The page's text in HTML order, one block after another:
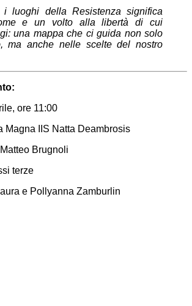
i luoghi della Resistenza significa
e un volto alla libertà di cui
una mappa che ci guida non solo
ma anche nelle scelte del nostro
ore 11:00
Magna IIS Natta Deambrosis
Matteo Brugnoli
terze
e Pollyanna Zamburlin